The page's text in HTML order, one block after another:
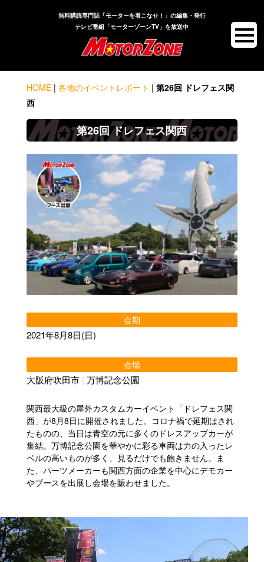
無料購読専門誌「モーターを着こなせ！」の編集・発行
テレビ番組「モーターゾーンTV」を放送中
HOME| 各地のイベントレポート | 第26回 ドレフェス関
西
第26回 ドレフェス関西
会期
2021年8月8日(日)
会場
大阪府吹田市 | 万博記念公園
関西最大級の屋外カスタムカーイベント「ドレフェス関
西」が8月8日に開催されました。コロナ禍で延期はされ
たものの、当日は青空の元に多くのドレスアップカーが
集結。万博記念公園を華やかに彩る車両は力の入ったレ
ベルの高いものが多く、見るだけでも飽きません。ま
た、パーツメーカーも関西方面の企業を中心にデモカー
やブースを出展し会場を賑わせました。